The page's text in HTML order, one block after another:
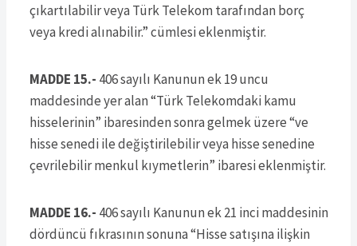
çıkartılabilir veya Türk Telekom tarafından borç
veya kredi alınabilir.” cümlesi eklenmiştir.
MADDE 15.- 406 sayılı Kanunun ek 19 uncu
maddesinde yer alan “Türk Telekomdaki kamu
hisselerinin” ibaresinden sonra gelmek üzere “ve
hisse senedi ile değiştirilebilir veya hisse senedine
çevrilebilir menkul kıymetlerin” ibaresi eklenmiştir.
MADDE 16.- 406 sayılı Kanunun ek 21 inci maddesinin
dördüncü fıkrasının sonuna “Hisse satışına ilişkin